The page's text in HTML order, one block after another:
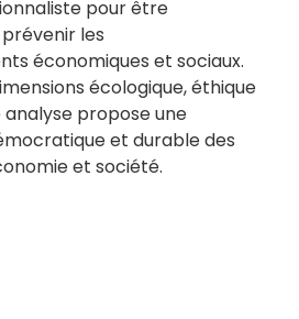
pour être
les
économiques et sociaux.
écologique, éthique
propose une
et durable des
et société.